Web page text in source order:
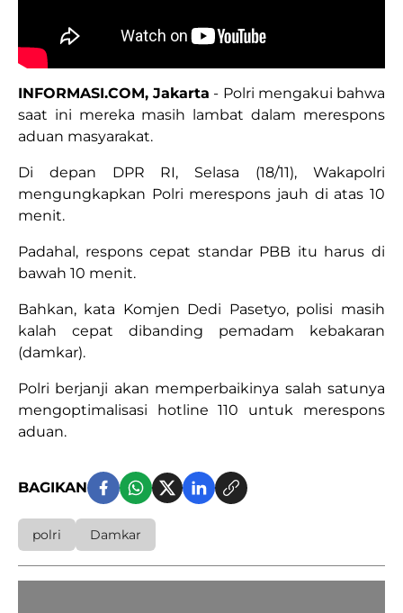
INFORMASI.COM, Jakarta - Polri mengakui bahwa
saat ini mereka masih lambat dalam merespons
aduan masyarakat.
Di depan DPR RI, Selasa (18/11), Wakapolri
mengungkapkan Polri merespons jauh di atas 10
menit.
Padahal, respons cepat standar PBB itu harus di
bawah 10 menit.
Bahkan, kata Komjen Dedi Pasetyo, polisi masih
kalah cepat dibanding pemadam kebakaran
(damkar).
Polri berjanji akan memperbaikinya salah satunya
mengoptimalisasi hotline 110 untuk merespons
aduan.
BAGIKAN
polri Damkar